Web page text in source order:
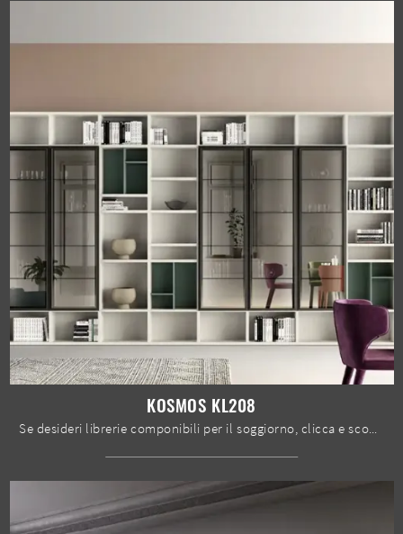
KOSMOS KL208
Se desideri librerie componibili per il soggiorno, clicca e scopri le nostre soluzioni moderne: il modello Kosmos KL208 Moretti Compact Giorno Notte ...